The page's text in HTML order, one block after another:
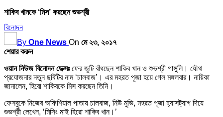
শাকিব খানকে ‘মিস’ করছেন শুভশ্রী
বিনোদন
By One News On মে ২৩, ২০১৭
শেয়ার করুন
ওয়ান নিউজ বিনোদন ডেক্সঃফের জুটি বাঁধছেন শাকিব খান ও শুভশ্রী গাঙ্গুলি। যৌথ
প্রযোজনার নতুন ছবিটির নাম ‘চালবাজ’। এর মহরত পূজা হয়ে গেল মঙ্গলবার। নায়িকা
জানালেন, হিরো শাকিবকে মিস করছেন তিনি।
ফেসবুকে নিজের অফিশিয়াল পাতায় চালবাজ, নিউ মুভি, মহরত পূজা হ্যাসট্যাগ দিয়ে
শুভশ্রী লেখেন, ‘মিসিং মাই হিরো শাকিব খান।’